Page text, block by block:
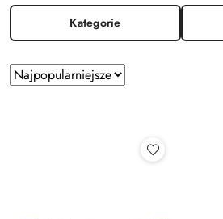
Kategorie
Zastosowano
sortowanie:
Sortuj
według